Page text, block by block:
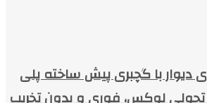
دیوار با گچبری پیش ساخته پلی
تحولی لوکس، فوری و بدون تخریب